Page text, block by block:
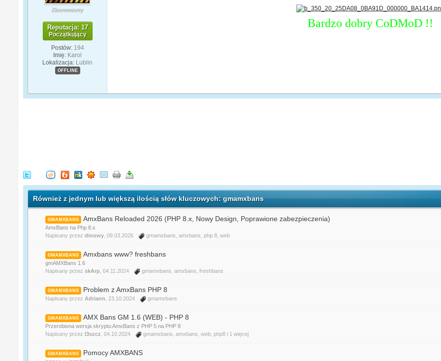
Zbanowany
Reputacja: 17
Początkujący
Postów: 194
Imię: Karol
Lokalizacja: Lublin
OFFLINE
Bardzo dobry CoDMoD !!
Również z jednym lub większą ilością słów kluczowych: gmamxbans
GMAMXBANS AmxBans Reloaded 2026 (PHP 8.x, Nowy Design, Poprawione zabezpieczenia)
AmxBans na Php 8.x
Napisany przezdinowy , 09.03.2026 gmamxbans ,amxbans ,php 8 ,web
GMAMXBANS Amxbans www? freshbans
gmAMXBans 1.6
Napisany przezskArp , 04.11.2024 gmamxbans ,amxbans ,freshbans
GMAMXBANS Problem z AmxBans PHP 8
Napisany przez Adriann , 23.10.2024 gmamxbans
GMAMXBANS AMX Bans GM 1.6 (WEB) - PHP 8
Przerobiona wersja skryptu AmxBans z PHP 5 na PHP 8
Napisany przez l3szcz , 04.10.2024 gmamxbans ,amxbans ,web ,php8 i 1 więcej
GMAMXBANS Pomocy AMXBANS